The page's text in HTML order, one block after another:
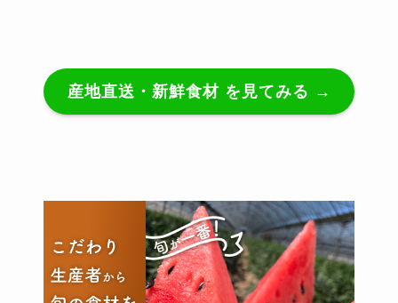
産地直送・新鮮食材 を見てみる →